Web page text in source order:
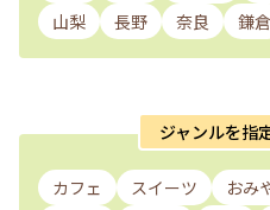
山梨
長野 奈良 鎌倉
ジャンルを指
カフェ スイーツ おみ